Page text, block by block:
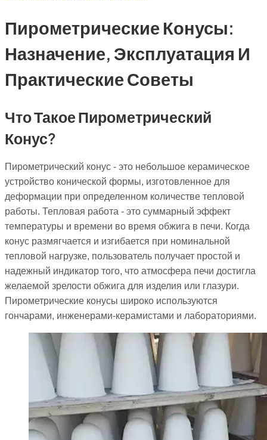
Пирометрические Конусы:
Назначение, Эксплуатация И
Практические Советы
Что Такое Пирометрический
Конус?
Пирометрический конус - это небольшое керамическое
устройство конической формы, изготовленное для
деформации при определенном количестве тепловой
работы. Тепловая работа - это суммарный эффект
температуры и времени во время обжига в печи. Когда
конус размягчается и изгибается при номинальной
тепловой нагрузке, пользователь получает простой и
надежный индикатор того, что атмосфера печи достигла
желаемой зрелости обжига для изделия или глазури.
Пирометрические конусы широко используются
гончарами, инженерами-керамистами и лабораториями.